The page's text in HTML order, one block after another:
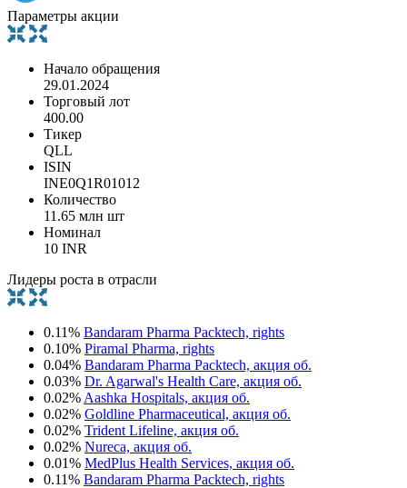
Параметры акции
Начало обращения
29.01.2024
Торговый лот
400.00
Тикер
QLL
ISIN
INE0Q1R01012
Количество
11.65 млн шт
Номинал
10 INR
Лидеры роста в отрасли
0.11% Bandaram Pharma Packtech, rights
0.10% Piramal Pharma, rights
0.04% Bandaram Pharma Packtech, акция об.
0.03% Dr. Agarwal's Health Care, акция об.
0.02% Aashka Hospitals, акция об.
0.02% Goldline Pharmaceutical, акция об.
0.02% Trident Lifeline, акция об.
0.02% Nureca, акция об.
0.01% MedPlus Health Services, акция об.
0.11% Bandaram Pharma Packtech, rights